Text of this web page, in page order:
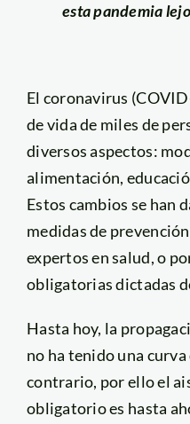
esta pandemia
El coronavirus
de vida de miles de
diversos aspectos:
alimentación,
Estos cambios se han
medidas de
expertos en salud, o
obligatorias dictadas
Hasta hoy, la
no ha tenido una
contrario, por ello el
obligatorio es hasta